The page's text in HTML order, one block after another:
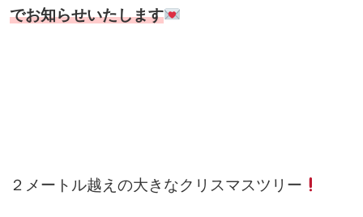
でお知らせいたします
２メートル越えの大きなクリスマスツリー